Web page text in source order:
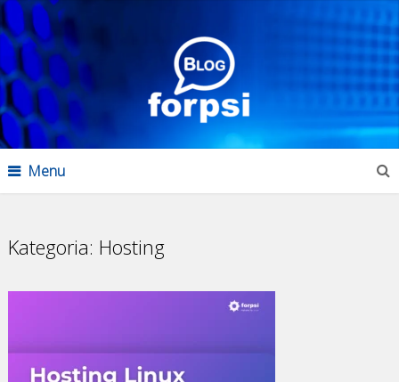
Menu
Kategoria: Hosting